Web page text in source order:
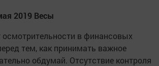
2019 Весы
в финансовых
тем, как принимать важное
обдумай. Отсутствие контроля